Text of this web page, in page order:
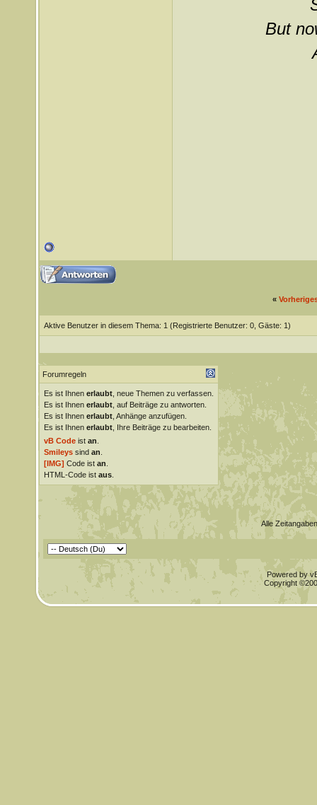
But
«
Aktive Benutzer in diesem Thema: 1 (Registrierte Benutzer: 0, Gäste: 1)
Forumregeln
Es ist Ihnen erlaubt, neue Themen zu verfassen.
Es ist Ihnen erlaubt, auf Beiträge zu antworten.
Es ist Ihnen erlaubt, Anhänge anzufügen.
Es ist Ihnen erlaubt, Ihre Beiträge zu bearbeiten.
vB Codeist an
Smileyssind an
[IMG] Code ist an
HTML-Code ist aus.
Alle
Powered by
Copyright